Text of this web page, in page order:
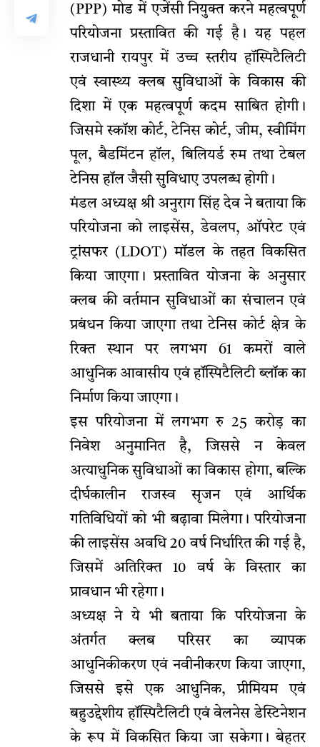
(PPP) मोड में एजेंसी नियुक्त करने महत्वपूर्ण
परियोजना प्रस्तावित की गई है। यह पहल
राजधानी रायपुर में उच्च स्तरीय हॉस्पिटैलिटी
एवं स्वास्थ्य क्लब सुविधाओं के विकास की
दिशा में एक महत्वपूर्ण कदम साबित होगी।
जिसमे स्कॉश कोर्ट, टेनिस कोर्ट, जीम, स्वीमिंग
पूल, बैडमिंटन हॉल, बिलियर्ड रुम तथा टेबल
टेनिस हॉल जैसी सुविधाए उपलब्ध होगी।
मंडल अध्यक्ष श्री अनुराग सिंह देव ने बताया कि
परियोजना को लाइसेंस, डेवलप, ऑपरेट एवं
ट्रांसफर (LDOT) मॉडल के तहत विकसित
किया जाएगा। प्रस्तावित योजना के अनुसार
क्लब की वर्तमान सुविधाओं का संचालन एवं
प्रबंधन किया जाएगा तथा टेनिस कोर्ट क्षेत्र के
रिक्त स्थान पर लगभग 61 कमरों वाले
आधुनिक आवासीय एवं हॉस्पिटैलिटी ब्लॉक का
निर्माण किया जाएगा।
इस परियोजना में लगभग रु 25 करोड़ का
निवेश अनुमानित है, जिससे न केवल
अत्याधुनिक सुविधाओं का विकास होगा, बल्कि
दीर्घकालीन राजस्व सृजन एवं आर्थिक
गतिविधियों को भी बढ़ावा मिलेगा। परियोजना
की लाइसेंस अवधि 20 वर्ष निर्धारित की गई है,
जिसमें अतिरिक्त 10 वर्ष के विस्तार का
प्रावधान भी रहेगा।
अध्यक्ष ने ये भी बताया कि परियोजना के
अंतर्गत क्लब परिसर का व्यापक
आधुनिकीकरण एवं नवीनीकरण किया जाएगा,
जिससे इसे एक आधुनिक, प्रीमियम एवं
बहुउद्देशीय हॉस्पिटैलिटी एवं वेलनेस डेस्टिनेशन
के रूप में विकसित किया जा सकेगा। बेहतर